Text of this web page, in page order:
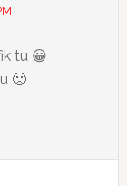
tu 😀
🙁